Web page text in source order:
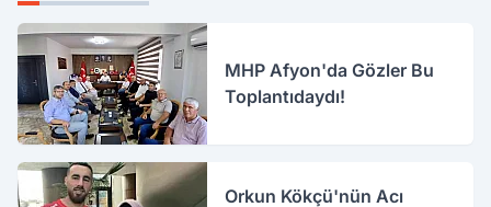
MHP Afyon'da Gözler Bu
Toplantıdaydı!
Orkun Kökçü'nün Acı